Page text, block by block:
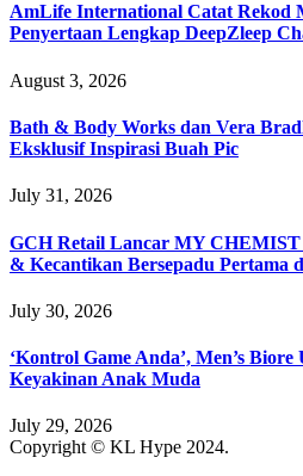
AmLife International Catat Rekod
Penyertaan Lengkap DeepZleep
August 3, 2026
Bath & Body Works dan Vera
Eksklusif Inspirasi Buah Pic
July 31, 2026
GCH Retail Lancar MY CHEMIST
& Kecantikan Bersepadu Pertama
July 30, 2026
‘Kontrol Game Anda’, Men’s
Keyakinan Anak Muda
July 29, 2026
Copyright © KL Hype 2024.